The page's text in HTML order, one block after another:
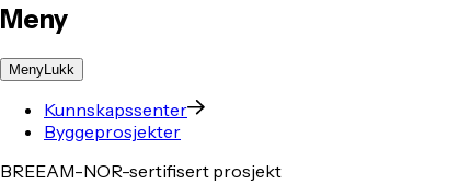
Meny
MenyLukk
Kunnskapssenter
Byggeprosjekter
BREEAM-NOR-sertifisert prosjekt